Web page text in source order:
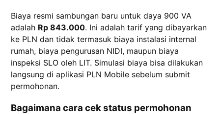
Biaya resmi sambungan baru untuk daya 900 VA
adalah Rp 843.000. Ini adalah tarif yang dibayarkan
ke PLN dan tidak termasuk biaya instalasi internal
rumah, biaya pengurusan NIDI, maupun biaya
inspeksi SLO oleh LIT. Simulasi biaya bisa dilakukan
langsung di aplikasi PLN Mobile sebelum submit
permohonan.
Bagaimana cara cek status permohonan